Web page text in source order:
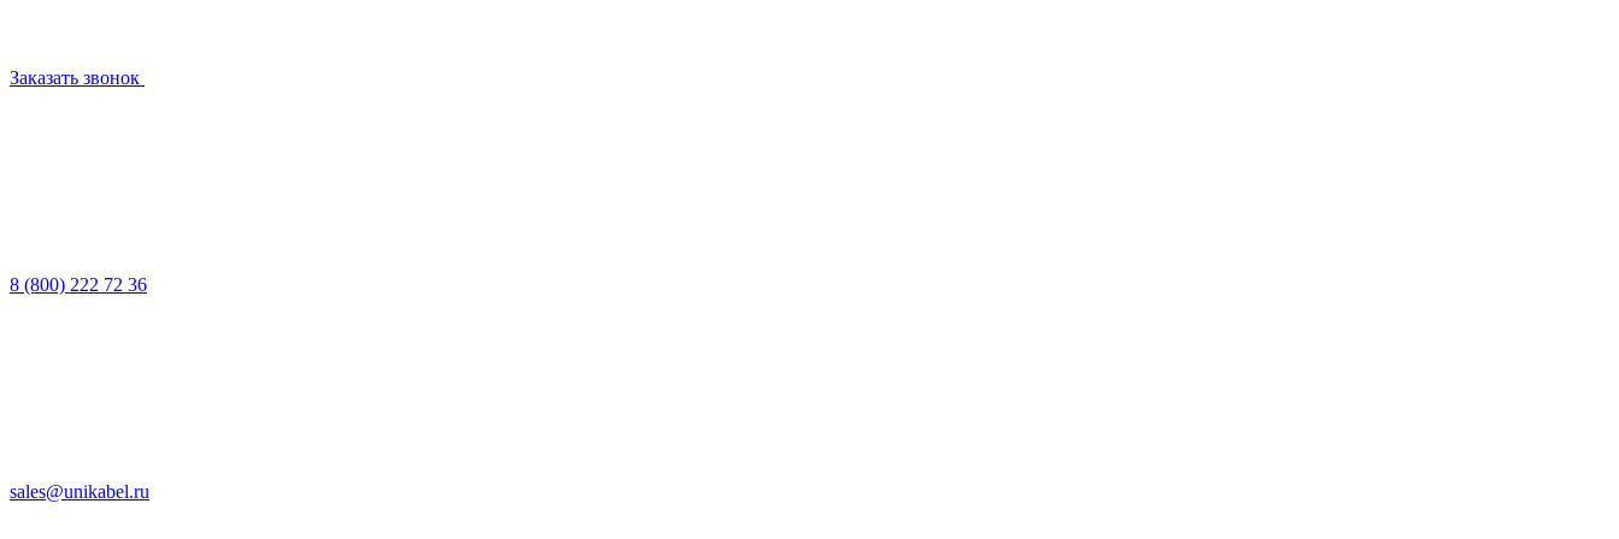
Заказать звонок
8 (800) 222 72 36
sales@unikabel.ru